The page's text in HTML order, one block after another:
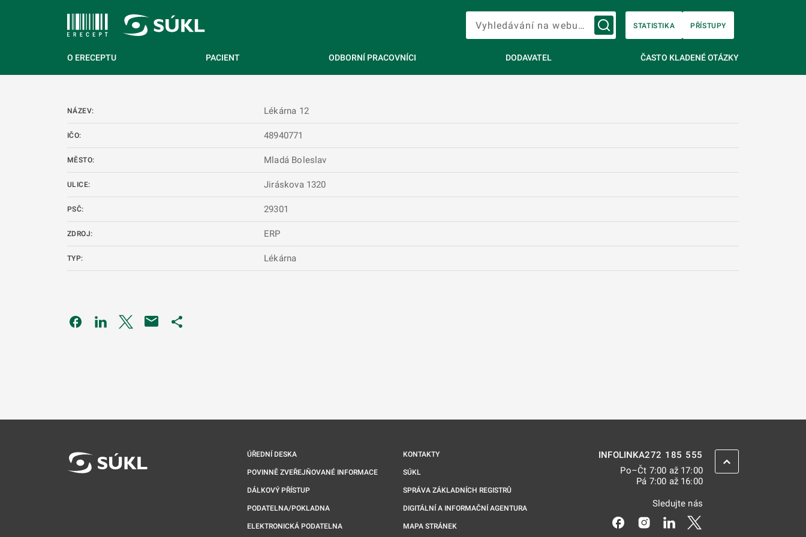
Vyhledávání na webu…
STATISTIKA PŘÍSTUPY
O ERECEPTU PACIENT ODBORNÍ PRACOVNÍCI DODAVATEL ČASTO KLADENÉ OTÁZKY
NÁZEV: Lékárna 12
IČO: 48940771
MĚSTO: Mladá Boleslav
ULICE: Jiráskova 1320
PSČ: 29301
ZDROJ: ERP
TYP: Lékárna
Odkaz se otevře na nové kartě
Odkaz se otevře na nové kartě
Odkaz se otevře na nové kartě
ÚŘEDNÍ DESKA
POVINNĚ ZVEŘEJŇOVANÉ INFORMACE
DÁLKOVÝ PŘÍSTUP
PODATELNA/POKLADNA
ELEKTRONICKÁ PODATELNA
KONTAKTY
SÚKL
SPRÁVA ZÁKLADNÍCH REGISTRŮ
DIGITÁLNÍ A INFORMAČNÍ AGENTURA
MAPA STRÁNEK
INFOLINKA272 185 555
Po–Čt 7:00 až 17:00
Pá 7:00 až 16:00
Sledujte nás
Odkaz se otevře na nové kartě
Odkaz se otevře na nové kartě
Odkaz se otevře na nové
ZPĚT NAHORU